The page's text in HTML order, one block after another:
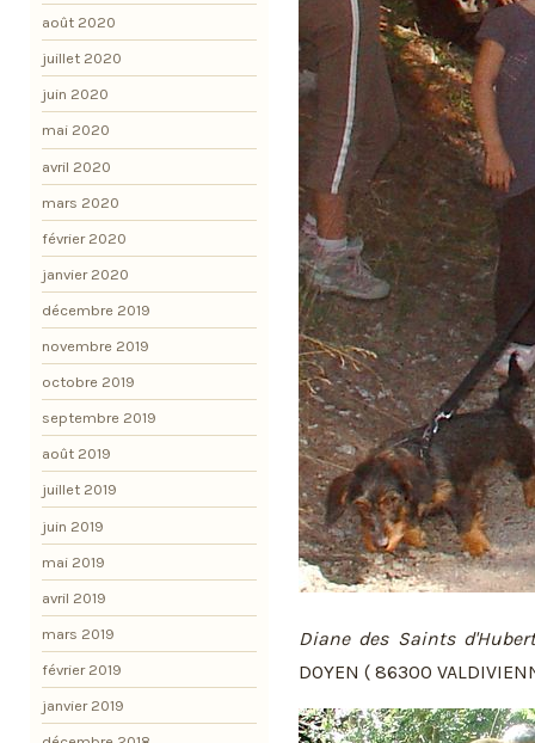
Diane des Saints d'Hubert
DOYEN ( 86300
août 2020
juillet 2020
juin 2020
mai 2020
avril 2020
mars 2020
février 2020
janvier 2020
décembre 2019
novembre 2019
octobre 2019
septembre 2019
août 2019
juillet 2019
juin 2019
mai 2019
avril 2019
mars 2019
février 2019
janvier 2019